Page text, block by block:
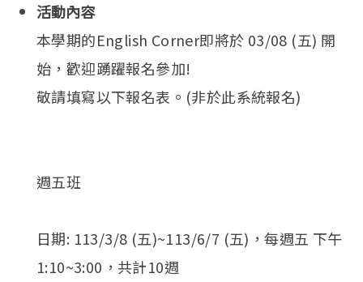
活動內容
本學期的English Corner即將於 03/08 (五) 開
始，歡迎踴躍報名參加!
敬請填寫以下報名表。(非於此系統報名)
週五班
日期: 113/3/8 (五)~113/6/7 (五)，每週五 下午
1:10~3:00，共計10週